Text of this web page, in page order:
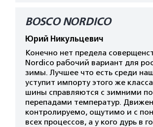
BOSCO NORDICO
Юрий Никульцевич
Конечно нет предела
Nordico рабочий вариант для
зимы. Лучшее что есть среди
уступит импорту этого же
шины справляются с зимними
перепадами температур.
контролируемо, ощутимо и с
всех процессов, а у кого дурь в